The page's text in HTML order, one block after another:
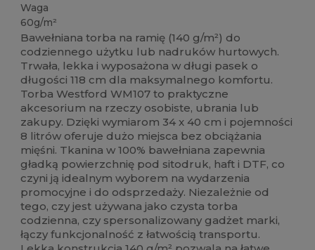
Waga
60g/m²
Bawełniana torba na ramię (140 g/m²) do
codziennego użytku lub nadruków hurtowych.
Trwała, lekka i wyposażona w długi pasek o
długości 118 cm dla maksymalnego komfortu.
Torba Westford WM107 to praktyczne
akcesorium na rzeczy osobiste, ubrania lub
zakupy. Dzięki wymiarom 34 x 40 cm i pojemności
8 litrów oferuje dużo miejsca bez obciążania
mięśni. Tkanina w 100% bawełniana zapewnia
gładką powierzchnię pod sitodruk, haft i DTF, co
czyni ją idealnym wyborem na wydarzenia
promocyjne i do odsprzedaży. Niezależnie od
tego, czy jest używana jako czysta torba
codzienna, czy spersonalizowany gadżet marki,
łączy funkcjonalność z łatwością transportu.